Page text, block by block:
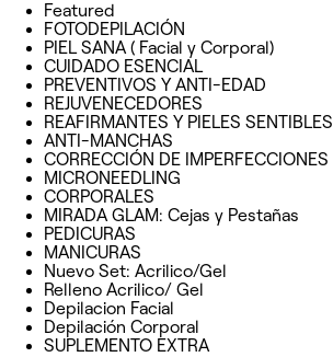
Featured
FOTODEPILACIÓN
PIEL SANA ( Facial y Corporal)
CUIDADO ESENCIAL
PREVENTIVOS Y ANTI-EDAD
REJUVENECEDORES
REAFIRMANTES Y PIELES SENTIBLES
ANTI-MANCHAS
CORRECCIÓN DE IMPERFECCIONES
MICRONEEDLING
CORPORALES
MIRADA GLAM: Cejas y Pestañas
PEDICURAS
MANICURAS
Nuevo Set: Acrilico/Gel
Relleno Acrilico/ Gel
Depilacion Facial
Depilación Corporal
SUPLEMENTO EXTRA